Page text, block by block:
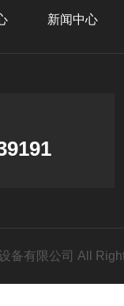
新闻中心
备有限公司 All